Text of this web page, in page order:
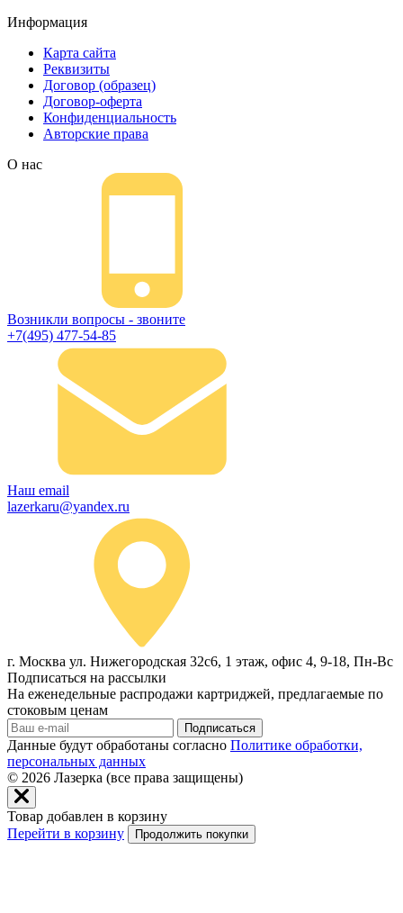
Информация
Карта сайта
Реквизиты
Договор (образец)
Договор-оферта
Конфиденциальность
Авторские права
О нас
Возникли вопросы - звоните
+7(495) 477-54-85
Наш email
lazerkaru@yandex.ru
г. Москва ул. Нижегородская 32с6, 1 этаж, офис 4, 9-18, Пн-Вс
Подписаться на рассылки
На еженедельные распродажи картриджей, предлагаемые по
стоковым ценам
Подписаться
Данные будут обработаны согласно Политике обработки,
персональных данных
© 2026 Лазерка (все права защищены)
Товар добавлен в корзину
Перейти в корзину
Продолжить покупки